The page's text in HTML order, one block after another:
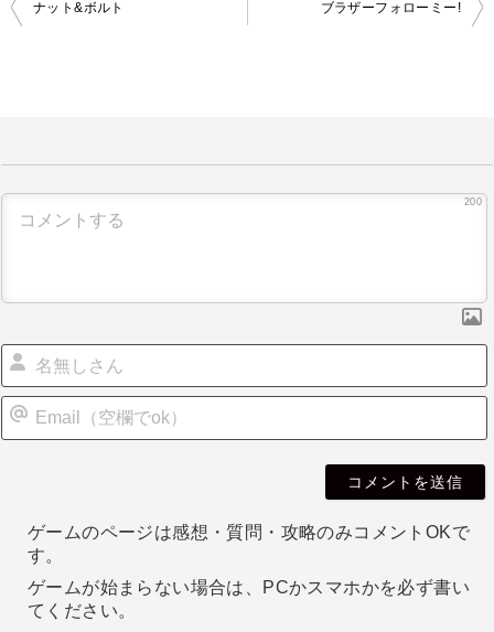
投
ー
シ
ナット&ボルト ブラザーフォローミー!
200
ゲームのページは感想・質問・攻略のみコメントOKで
す。
ゲームが始まらない場合は、PCかスマホかを必ず書い
てください。